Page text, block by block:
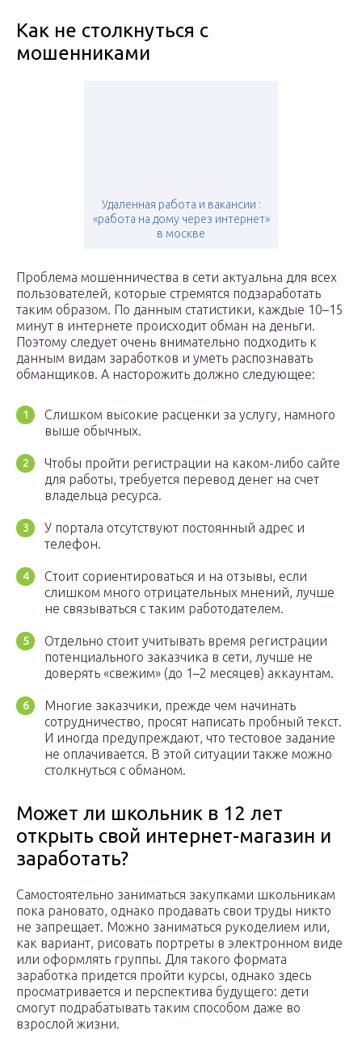
Как не столкнуться с
мошенниками
Удаленная работа и вакансии :
«работа на дому через интернет»
в москве
Проблема мошенничества в сети актуальна для всех
пользователей, которые стремятся подзаработать
таким образом. По данным статистики, каждые 10–15
минут в интернете происходит обман на деньги.
Поэтому следует очень внимательно подходить к
данным видам заработков и уметь распознавать
обманщиков. А насторожить должно следующее:
Слишком высокие расценки за услугу, намного
выше обычных.
Чтобы пройти регистрации на каком-либо сайте
для работы, требуется перевод денег на счет
владельца ресурса.
У портала отсутствуют постоянный адрес и
телефон.
Стоит сориентироваться и на отзывы, если
слишком много отрицательных мнений, лучше
не связываться с таким работодателем.
Отдельно стоит учитывать время регистрации
потенциального заказчика в сети, лучше не
доверять «свежим» (до 1–2 месяцев) аккаунтам.
Многие заказчики, прежде чем начинать
сотрудничество, просят написать пробный текст.
И иногда предупреждают, что тестовое задание
не оплачивается. В этой ситуации также можно
столкнуться с обманом.
Может ли школьник в 12 лет
открыть свой интернет-магазин и
заработать?
Самостоятельно заниматься закупками школьникам
пока рановато, однако продавать свои труды никто
не запрещает. Можно заниматься рукоделием или,
как вариант, рисовать портреты в электронном виде
или оформлять группы. Для такого формата
заработка придется пройти курсы, однако здесь
просматривается и перспектива будущего: дети
смогут подрабатывать таким способом даже во
взрослой жизни.